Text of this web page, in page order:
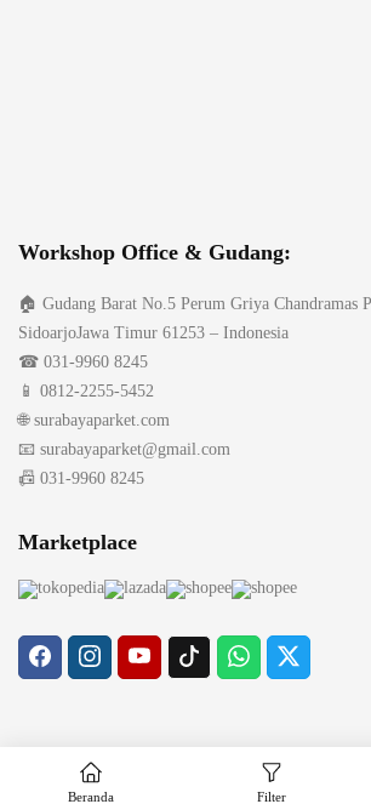
Workshop Office & Gudang:
🏠 Gudang Barat No.5 Perum Griya Chandramas
SidoarjoJawa Timur 61253 – Indonesia
☎ 031-9960 8245
📱 0812-2255-5452
🌐 surabayaparket.com
📧 surabayaparket@gmail.com
📠 031-9960 8245
Marketplace
Copyright © 2026 LantaiParket.id
Beranda Filter